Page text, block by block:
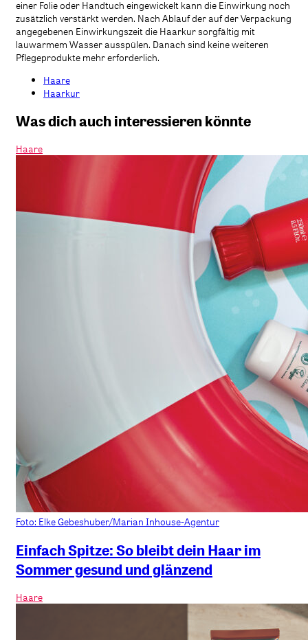
einer Folie oder Handtuch eingewickelt kann die Einwirkung noch
zusätzlich verstärkt werden. Nach Ablauf der auf der Verpackung
angegebenen Einwirkungszeit die Haarkur sorgfältig mit
lauwarmem Wasser ausspülen. Danach sind keine weiteren
Pflegeprodukte mehr erforderlich.
Haare
Haarkur
Was dich auch interessieren könnte
Haare
Foto: Elke Gebeshuber/Marian Inhouse-Agentur
Einfach Spitze: So bleibt dein Haar im
Sommer gesund und glänzend
Haare